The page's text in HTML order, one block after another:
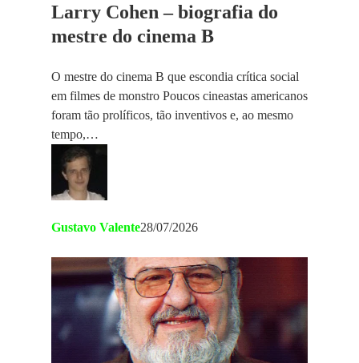
Larry Cohen – biografia do
mestre do cinema B
O mestre do cinema B que escondia crítica social
em filmes de monstro Poucos cineastas americanos
foram tão prolíficos, tão inventivos e, ao mesmo
tempo,…
Gustavo Valente28/07/2026